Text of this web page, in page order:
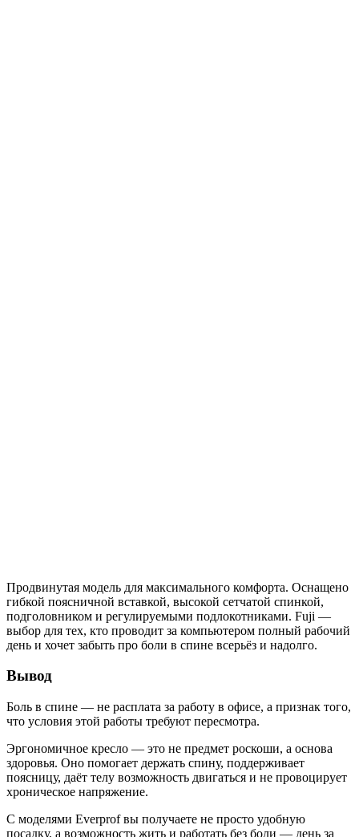
Продвинутая модель для максимального комфорта. Оснащено
гибкой поясничной вставкой, высокой сетчатой спинкой,
подголовником и регулируемыми подлокотниками. Fuji —
выбор для тех, кто проводит за компьютером полный рабочий
день и хочет забыть про боли в спине всерьёз и надолго.
Вывод
Боль в спине — не расплата за работу в офисе, а признак того,
что условия этой работы требуют пересмотра.
Эргономичное кресло — это не предмет роскоши, а основа
здоровья. Оно помогает держать спину, поддерживает
поясницу, даёт телу возможность двигаться и не провоцирует
хроническое напряжение.
С моделями Everprof вы получаете не просто удобную
посадку, а возможность жить и работать без боли — день за